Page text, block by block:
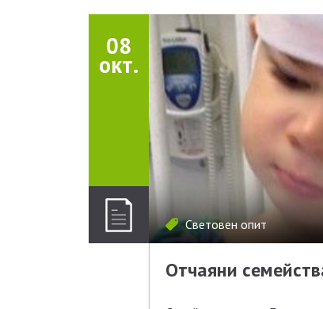
08
окт.
Световен опит
Отчаяни